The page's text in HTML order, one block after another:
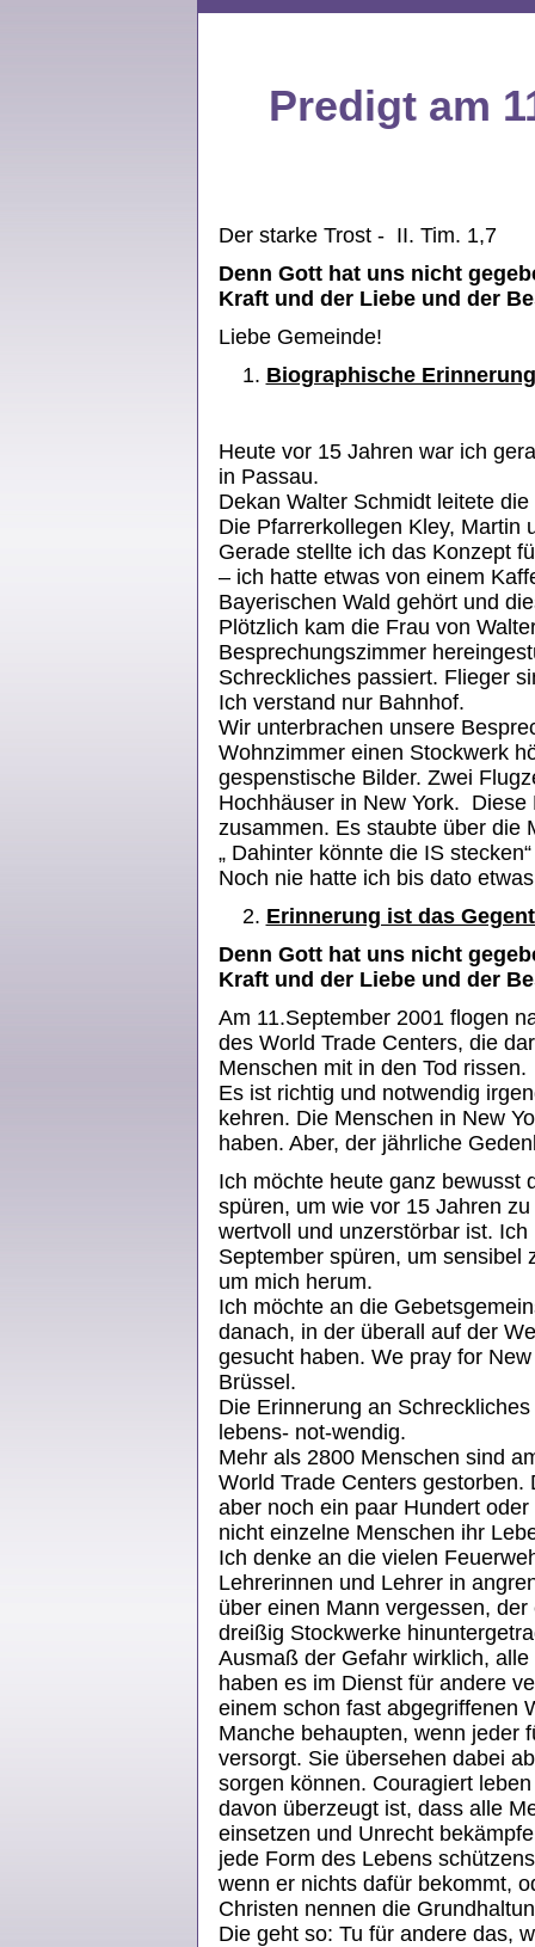
Predigt am
Der starke Trost - II. Tim. 1,7
Denn Gott hat uns nicht
Kraft und der Liebe und der
Liebe Gemeinde!
Biographische
Heute vor 15 Jahren war ich
in Passau.
Dekan Walter Schmidt leitete
Die Pfarrerkollegen Kley, Martin
Gerade stellte ich das Konzept
– ich hatte etwas von einem
Bayerischen Wald gehört und
Plötzlich kam die Frau von
Besprechungszimmer
Schreckliches passiert. Flieger
Ich verstand nur Bahnhof.
Wir unterbrachen unsere
Wohnzimmer einen Stockwerk
gespenstische Bilder. Zwei
Hochhäuser in New York.
zusammen. Es staubte über die
„ Dahinter könnte die IS
Noch nie hatte ich bis dato
Erinnerung ist das
Denn Gott hat uns nicht
Kraft und der Liebe und der
Am 11.September 2001 flogen
des World Trade Centers, die
Menschen mit in den Tod rissen.
Es ist richtig und notwendig
kehren. Die Menschen in New
haben. Aber, der jährliche
Ich möchte heute ganz bewusst
spüren, um wie vor 15 Jahren
wertvoll und unzerstörbar ist.
September spüren, um sensibel
um mich herum.
Ich möchte an die
danach, in der überall auf der
gesucht haben. We pray for
Brüssel.
Die Erinnerung an
lebens- not-wendig.
Mehr als 2800 Menschen sind
World Trade Centers
aber noch ein paar Hundert
nicht einzelne Menschen ihr
Ich denke an die vielen
Lehrerinnen und Lehrer in
über einen Mann vergessen,
dreißig Stockwerke
Ausmaß der Gefahr wirklich,
haben es im Dienst für andere
einem schon fast abgegriffenen
Manche behaupten, wenn jeder
versorgt. Sie übersehen dabei
sorgen können. Couragiert
davon überzeugt ist, dass alle
einsetzen und Unrecht
jede Form des Lebens
wenn er nichts dafür bekommt,
Christen nennen die
Die geht so: Tu für andere das,